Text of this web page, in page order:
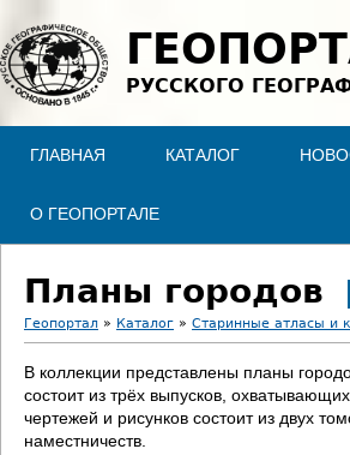
РУССКОГО
ГЛАВНАЯ КАТАЛОГ
О ГЕОПОРТАЛЕ
Планы городов
В
ы
Геопортал » Каталог » Старинные атласы и
В коллекции представлены планы
состоит из трёх выпусков,
чертежей и рисунков состоит из двух
наместничеств.